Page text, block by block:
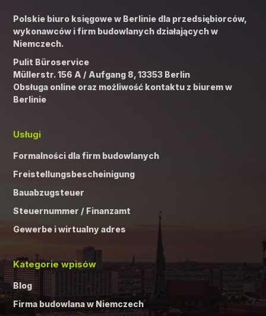
Polskie biuro księgowe w Berlinie dla przedsiębiorców,
wykonawców i firm budowlanych działających w
Niemczech.
Pulit Büroservice
Müllerstr. 156 A / Aufgang 8, 13353 Berlin
Obsługa online oraz możliwość kontaktu z biurem w
Berlinie
Usługi
Formalności dla firm budowlanych
Freistellungsbescheinigung
Bauabzugsteuer
Steuernummer / Finanzamt
Gewerbe i wirtualny adres
Kategorie wpisów
Blog
Firma budowlana w Niemczech